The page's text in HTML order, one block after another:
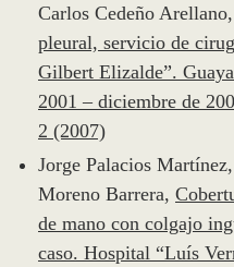
Carlos Cedeño Arellano,
pleural, servicio de
Gilbert Elizalde”.
2001 – diciembre de
2 (2007)
Jorge Palacios
Moreno Barrera,
de mano con colgajo
caso. Hospital “Luís